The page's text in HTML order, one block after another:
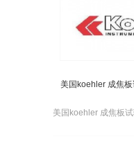
美国koehler 成焦板